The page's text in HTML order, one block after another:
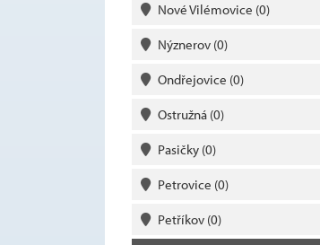
Nové Vilémovice (0)
Nýznerov (0)
Ondřejovice (0)
Ostružná (0)
Pasičky (0)
Petrovice (0)
Petříkov (0)